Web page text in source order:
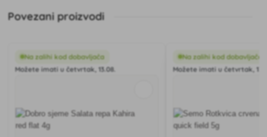
Povezani proizvodi
Na zalihi kod dobavljača
Možete imati u četvrtak, 13.08.
Na zalihi kod dobavljača
Možete imati u četvrtak,